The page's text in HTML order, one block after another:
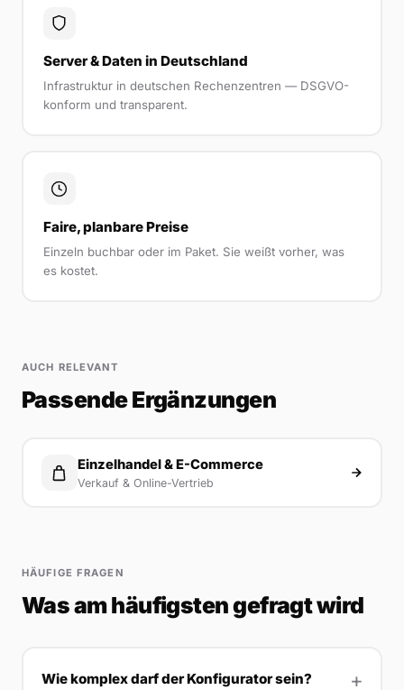
Server & Daten in Deutschland
Infrastruktur in deutschen Rechenzentren — DSGVO-
konform und transparent.
Faire, planbare Preise
Einzeln buchbar oder im Paket. Sie weißt vorher, was
es kostet.
AUCH RELEVANT
Passende Ergänzungen
Einzelhandel & E-Commerce
Verkauf & Online-Vertrieb
HÄUFIGE FRAGEN
Was am häufigsten gefragt wird
Wie komplex darf der Konfigurator sein?